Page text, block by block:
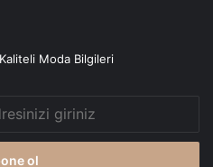
Moda Bilgileri